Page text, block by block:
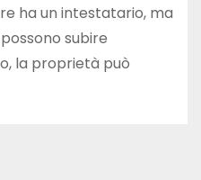
ha un intestatario, ma
subire
la proprietà può